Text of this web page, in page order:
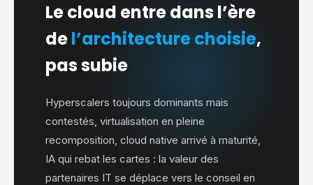
Le cloud entre dans l’ère
del’architecture choisie,
pas subie
Hyperscalers toujours dominants mais
contestés, virtualisation en pleine
recomposition, cloud native arrivé à maturité,
IA qui rebat les cartes : la valeur des
partenaires IT se déplace vers le conseil en